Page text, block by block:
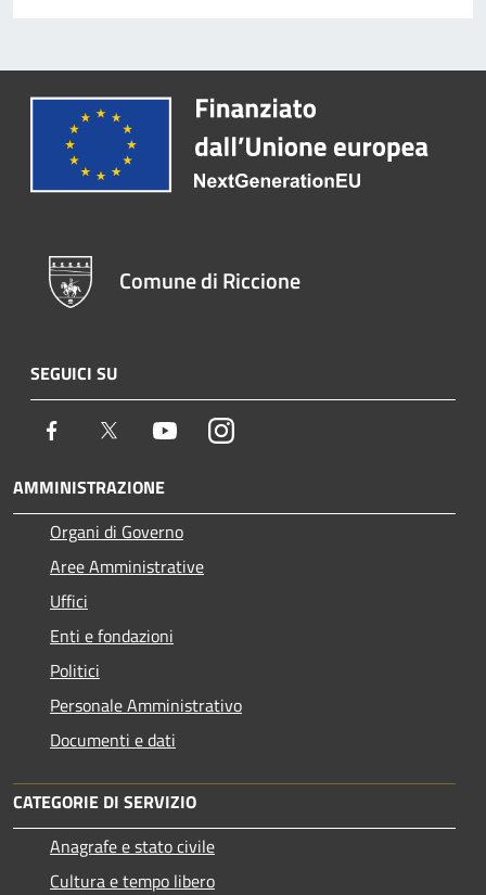
Comune di Riccione
SEGUICI SU
Facebook Twitter YoutubeInstagram
AMMINISTRAZIONE
Organi di Governo
Aree Amministrative
Uffici
Enti e fondazioni
Politici
Personale Amministrativo
Documenti e dati
CATEGORIE DI SERVIZIO
Anagrafe e stato civile
Cultura e tempo libero